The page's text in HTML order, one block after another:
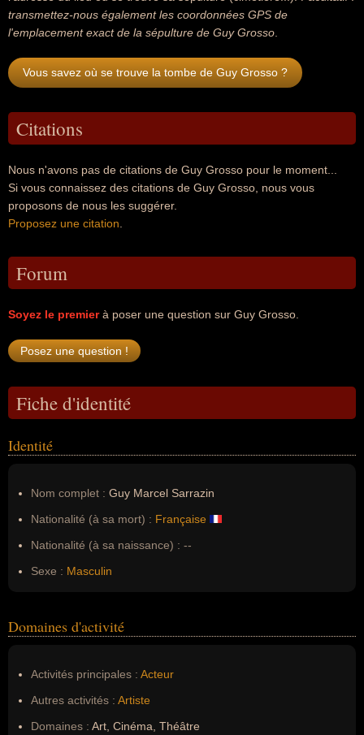
transmettez-nous également les coordonnées GPS de
l'emplacement exact de la sépulture de Guy Grosso
Vous savez où se trouve la tombe de Guy Grosso ?
Citations
Nous n'avons pas de citations de Guy Grosso pour le moment...
Si vous connaissez des citations de Guy Grosso, nous vous
proposons de nous les suggérer.
Proposez une citation
Forum
Soyez le premierà poser une question sur Guy Grosso.
Fiche d'identité
Identité
Nom complet : Guy Marcel Sarrazin
Nationalité (à sa mort) : Française
Nationalité (à sa naissance) : --
Sexe : Masculin
Domaines d'activité
Activités principales : Acteur
Autres activités : Artiste
Domaines : Art, Cinéma, Théâtre